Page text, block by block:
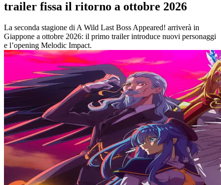
trailer fissa il ritorno a ottobre 2026
La seconda stagione di A Wild Last Boss Appeared! arriverà in
Giappone a ottobre 2026: il primo trailer introduce nuovi personaggi
e l’opening Melodic Impact.